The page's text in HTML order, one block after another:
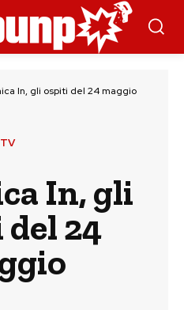
In, gli ospiti del 24 maggio
TV
In, gli
24